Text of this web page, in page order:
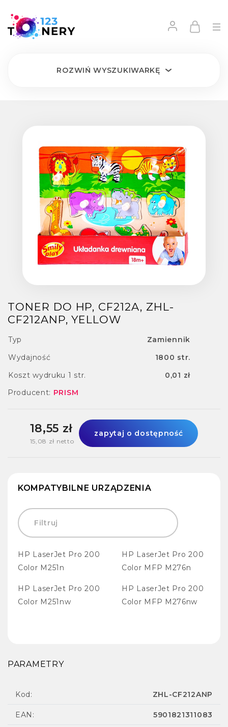
ROZWIŃ WYSZUKIWARKĘ
TONER DO HP, CF212A, ZHL-
CF212ANP, YELLOW
Typ
Zamiennik
Wydajność
1800 str.
Koszt wydruku 1 str.
0,01 zł
Producent: PRISM
18,55 zł
15,08 zł netto
zapytaj o dostępność
KOMPATYBILNE URZĄDZENIA
HP LaserJet Pro 200
Color M251n
HP LaserJet Pro 200
Color M251nw
HP LaserJet Pro 200
Color MFP M276n
HP LaserJet Pro 200
Color MFP M276nw
PARAMETRY
Kod: ZHL-CF212ANP
EAN: 5901821311083